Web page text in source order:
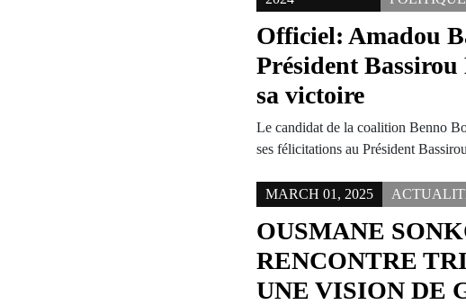
Officiel: Amadou
Président
sa victoire
Le candidat de la coalition Benno
ses félicitations au Président
MARCH 01, 2025
OUSMANE
RENCONTRE
UNE VISION DE